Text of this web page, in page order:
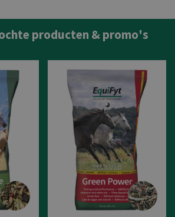
producten & promo's